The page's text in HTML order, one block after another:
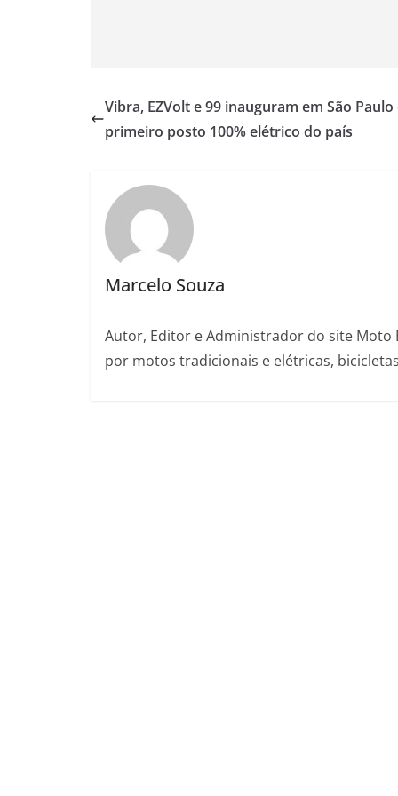
Vibra, EZVolt e 99 inauguram em São Paulo
primeiro posto 100% elétrico do país
Marcelo Souza
Autor, Editor e Administrador do site Moto
por motos tradicionais e elétricas,